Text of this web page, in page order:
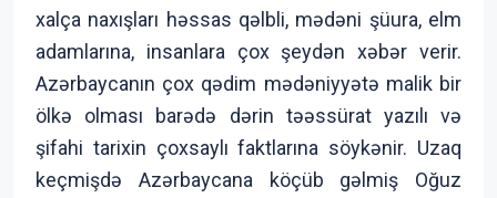
xalça naxışları həssas qəlbli, mədəni şüura, elm
adamlarına, insanlara çox şeydən xəbər verir.
Azərbaycanın çox qədim mədəniyyətə malik bir
ölkə olması barədə dərin təəssürat yazılı və
şifahi tarixin çoxsaylı faktlarına söykənir. Uzaq
keçmişdə Azərbaycana köçüb gəlmiş Oğuz